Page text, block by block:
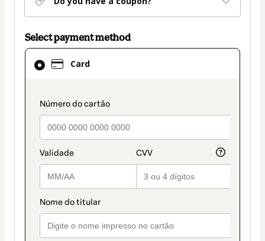
Select payment method
Card
payment_data.section_title_v2
Card
selected
method